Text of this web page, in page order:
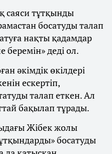
саяси тұтқынды
босатуды талап
нақты қадамдар
беремін» деді ол.
әкімдік өкілдері
ескертіп,
талап еткен. Ал
бақылап тұрады.
Жібек жолы
босатуды